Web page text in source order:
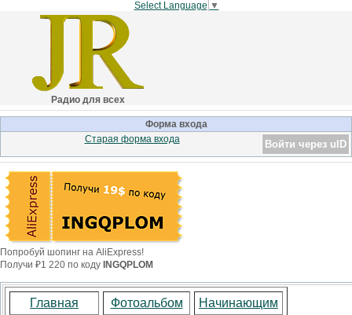
Select Language ▼
Радио для всех
Форма входа
Войти через uID
Старая форма входа
Попробуй шопинг на AliExpress!
Получи ₽1 220 по коду INGQPLOM
Главная Фотоальбом Начинающим